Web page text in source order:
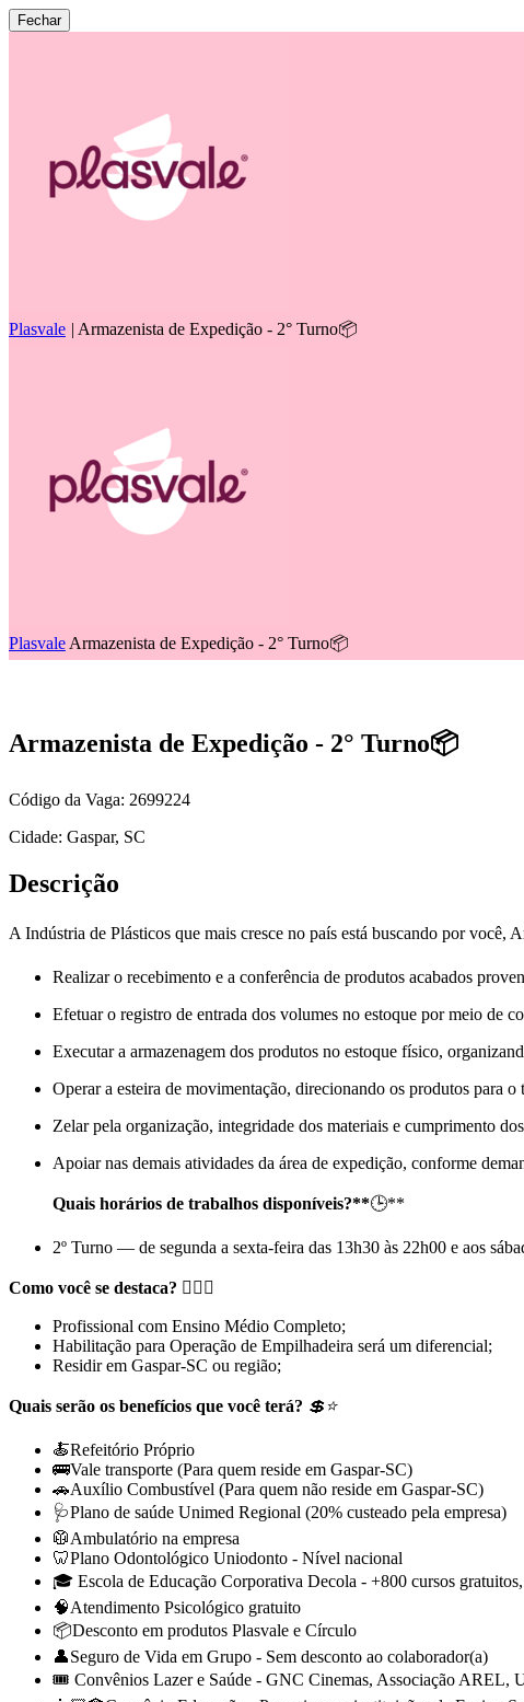
Fechar
Plasvale | Armazenista de Expedição - 2° Turno📦
Plasvale Armazenista de Expedição - 2° Turno📦
Armazenista de Expedição - 2° Turno📦
Código da Vaga: 2699224
Cidade: Gaspar, SC
Descrição
A Indústria de Plásticos que mais cresce no país está buscando por
Realizar o recebimento e a conferência de produtos acabados
Efetuar o registro de entrada dos volumes no estoque por meio de
Executar a armazenagem dos produtos no estoque físico,
Operar a esteira de movimentação, direcionando os produtos para
Zelar pela organização, integridade dos materiais e cumprimento
Apoiar nas demais atividades da área de expedição, conforme
Quais horários de trabalhos disponíveis?**🕒**
2º Turno — de segunda a sexta-feira das 13h30 às 22h00 e aos
Como você se destaca? 🙋🏻‍♀️
Profissional com Ensino Médio Completo;
Habilitação para Operação de Empilhadeira será um diferencial;
Residir em Gaspar-SC ou região;
Quais serão os benefícios que você terá? 💲⭐
🍝Refeitório Próprio
🚌Vale transporte (Para quem reside em Gaspar-SC)
🚗Auxílio Combustível (Para quem não reside em Gaspar-SC)
🩺Plano de saúde Unimed Regional (20% custeado pela empresa)
🥼Ambulatório na empresa
🦷Plano Odontológico Uniodonto - Nível nacional
🎓 Escola de Educação Corporativa Decola - +800 cursos
🧠Atendimento Psicológico gratuito
📦Desconto em produtos Plasvale e Círculo
👤Seguro de Vida em Grupo - Sem desconto ao colaborador(a)
🎟️ Convênios Lazer e Saúde - GNC Cinemas, Associação AREL,